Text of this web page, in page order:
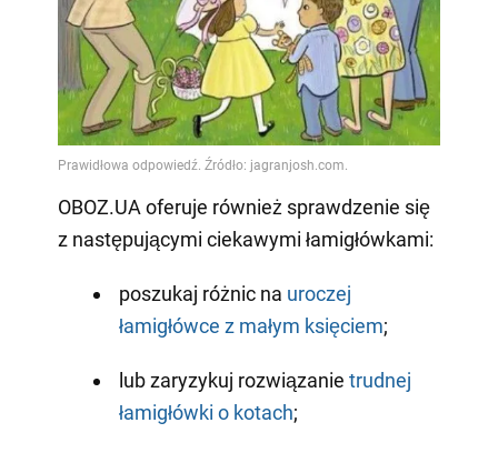
OBOZ.UA oferuje również sprawdzenie się
z następującymi ciekawymi łamigłówkami:
poszukaj różnic na uroczej
łamigłówce z małym księciem;
lub zaryzykuj rozwiązanie trudnej
łamigłówki o kotach;